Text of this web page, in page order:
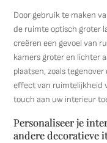
Door gebruik te maken
de ruimte optisch groter
creëren een gevoel van
kamers groter en lichter
plaatsen, zoals
effect van ruimtelijkheid
touch aan uw interieur
Personaliseer je
andere decoratieve